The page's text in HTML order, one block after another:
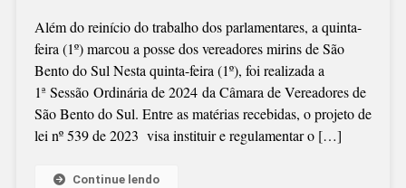
RETOMA
SESSÕES
ORDINÁRIAS
Além do reinício do trabalho dos parlamentares, a quinta-
feira (1º) marcou a posse dos vereadores mirins de São
Bento do Sul Nesta quinta-feira (1º), foi realizada a
1ª Sessão Ordinária de 2024 da Câmara de Vereadores de
São Bento do Sul. Entre as matérias recebidas, o projeto de
lei nº 539 de 2023 visa instituir e regulamentar o […]
Continue lendo